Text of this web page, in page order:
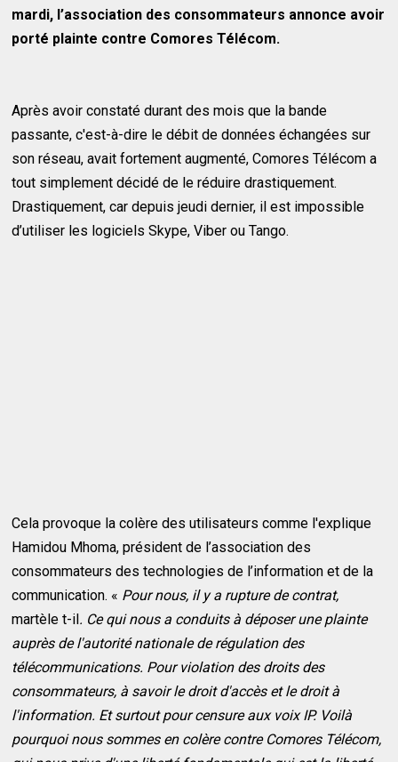
mardi, l’association des consommateurs annonce avoir
porté plainte contre Comores Télécom.
Après avoir constaté durant des mois que la bande
passante, c'est-à-dire le débit de données échangées sur
son réseau, avait fortement augmenté, Comores Télécom a
tout simplement décidé de le réduire drastiquement.
Drastiquement, car depuis jeudi dernier, il est impossible
d’utiliser les logiciels Skype, Viber ou Tango.
Cela provoque la colère des utilisateurs comme l'explique
Hamidou Mhoma, président de l’association des
consommateurs des technologies de l’information et de la
communication. « Pour nous, il y a rupture de contrat,
martèle t-il. Ce qui nous a conduits à déposer une plainte
auprès de l'autorité nationale de régulation des
télécommunications. Pour violation des droits des
consommateurs, à savoir le droit d'accès et le droit à
l'information. Et surtout pour censure aux voix IP. Voilà
pourquoi nous sommes en colère contre Comores Télécom,